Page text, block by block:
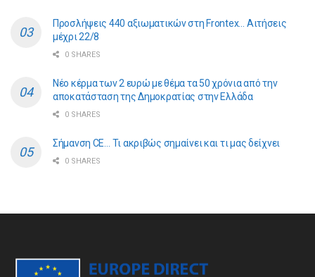
Προσλήψεις 440 αξιωματικών στη Frontex… Αιτήσεις
μέχρι 22/8
0 SHARES
Νέο κέρμα των 2 ευρώ με θέμα τα 50 χρόνια από την
αποκατάσταση της Δημοκρατίας στην Ελλάδα
0 SHARES
Σήμανση CE… Τι ακριβώς σημαίνει και τι μας δείχνει
0 SHARES